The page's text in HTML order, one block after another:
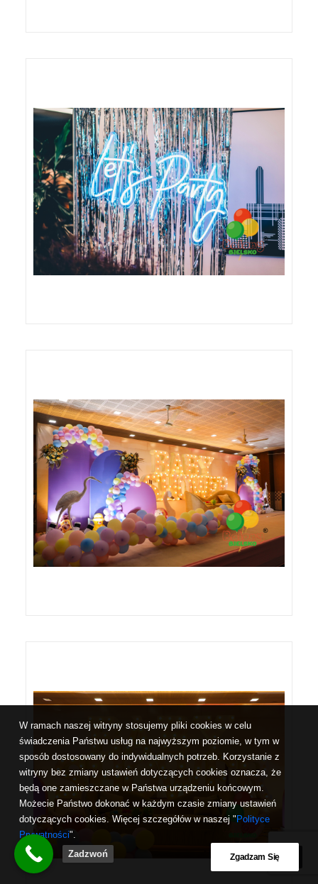
W ramach naszej witryny stosujemy pliki cookies w celu
świadczenia Państwu usług na najwyższym poziomie, w tym w
sposób dostosowany do indywidualnych potrzeb. Korzystanie z
witryny bez zmiany ustawień dotyczących cookies oznacza, że
będą one zamieszczane w Państwa urządzeniu końcowym.
Możecie Państwo dokonać w każdym czasie zmiany ustawień
dotyczących cookies. Więcej szczegółów w naszej " Polityce
Prywatności".
Zgadzam Się
Zadzwoń